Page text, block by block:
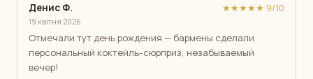
Денис Ф.
19 квітня 2026
★★★★★ 9/10
Отмечали тут день рождения — бармены сделали
персональный коктейль-сюрприз, незабываемый
вечер!